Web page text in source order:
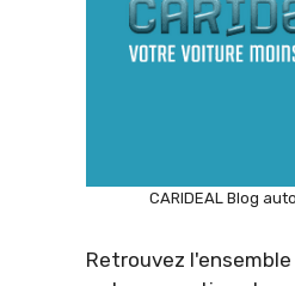
CARIDEAL Blog
Retrouvez